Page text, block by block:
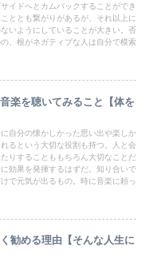
イドへとカムバックすることができ
ととも繋がりがあるが、それ以上に
いようにしていることが大きい。否
、根がネガティブな人は自分で模索
楽を聴いてみること【体を
自分の懐かしかった思い出や楽しか
るという大切な役割も持つ。人と会
りすることももちろん大切なことだ
効果を発揮するはずだ。知り合いで
で元気が出るもの。時に音楽に頼っ
勧める理由【そんな人生に